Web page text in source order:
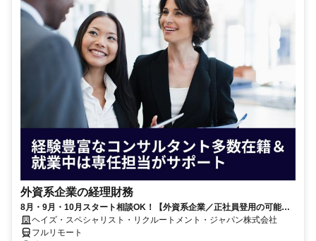
外資系企業の経理財務
8月・9月・10月スタート相談OK！【外資系企業／正社員登用の可能性
大／700万～800万／リモート勤務OK】経理財務
ヘイズ・スペシャリスト・リクルートメント・ジャパン株式会社
フルリモート